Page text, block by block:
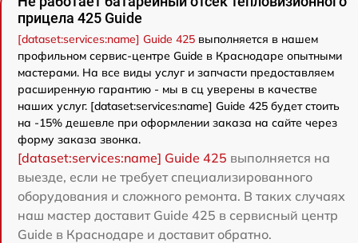
прицела 425 Guide
[dataset:services:name] Guide 425 выполняется в нашем
профильном сервис-центре Guide в Краснодаре опытными
мастерами. На все виды услуг и запчасти предоставляем
расширенную гарантию - мы в сц уверены в качестве
наших услуг. [dataset:services:name] Guide 425 будет стоить
на -15% дешевле при оформлении заказа на сайте через
форму заказа звонка.
[dataset:services:name] Guide 425 выполняется на
выезде, если не требует специализированного
оборудования и сложного ремонта. В таких случаях
наш мастер доставит Guide 425 в сервисный центр
Guide в Краснодаре и доставит обратно.